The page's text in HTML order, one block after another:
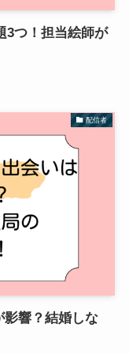
3つ！担当絵師が
配信者
影響？結婚しな